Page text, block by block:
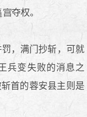
夺权。
，满门抄斩，可就
兵变失败的消息之
首的蓉安县主则是